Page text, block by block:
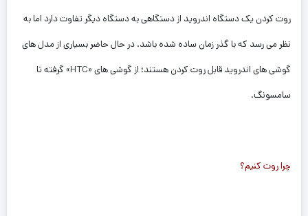
روت کردن یک دستگاه اندروید از دستگاهی به دستگاه دیگر تفاوت دارد اما به
نظر می رسد که با گذر زمان ساده شده باشد. در حال حاضر بسیاری از مدل های
گوشی های اندروید قابل روت کردن هستند؛ از گوشی های «HTC» گرفته تا
سامسونگ.
چرا روت کنیم؟